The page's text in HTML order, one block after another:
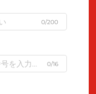
0/200
0/16